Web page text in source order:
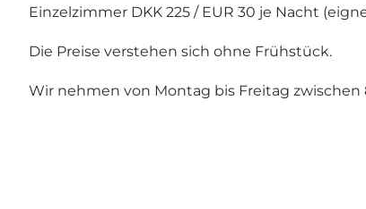
Einzelzimmer DKK 225 / EUR 30 je Nacht
Die Preise verstehen sich ohne Frühstück.
Wir nehmen von Montag bis Freitag